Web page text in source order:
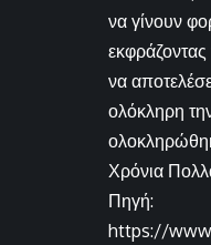
να γίνουν
να
ολόκληρη
Χρόνια
Πηγή:
https://